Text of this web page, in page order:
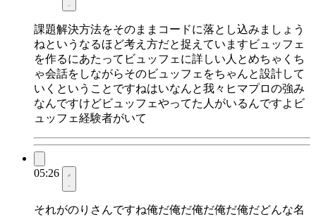
課題解決方法をそのままコードに落とし込みましょう
ねというなるほど考え方だと捉えていますビュッフェ
を作るにあたってビュッフェに詳しい人とめちゃくち
ゃ会話をしながらそのビュッフェをちゃんと設計して
いくということですねはいなんと我々ヒマプロの強み
なんですけどビュッフェやってた人がいるんですよビ
ュッフェ経験者がいて
05:26
それがのりさんですね俺だ俺だ俺だ俺だ俺だどんな名